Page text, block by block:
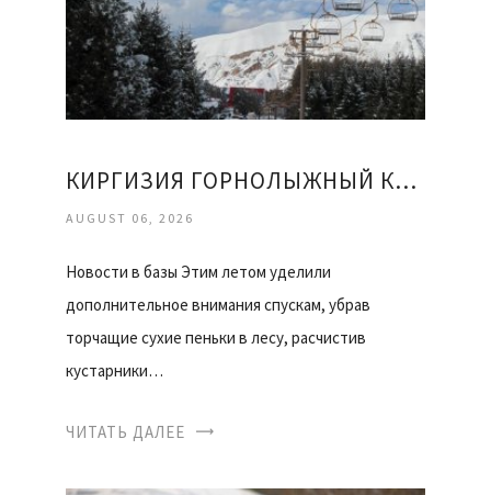
КИРГИЗИЯ ГОРНОЛЫЖНЫЙ КУРОРТ КАРАКОЛ ОТЗЫВЫ
AUGUST 06, 2026
Новости в базы Этим летом уделили
дополнительное внимания спускам, убрав
торчащие сухие пеньки в лесу, расчистив
кустарники…
ЧИТАТЬ ДАЛЕЕ